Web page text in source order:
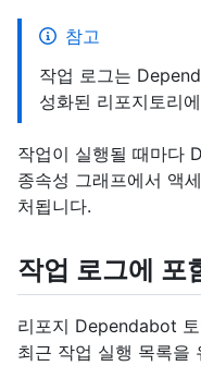
참고
작업 로그는
성화된 리포지토리
작업이 실행될 때마다
종속성 그래프에서 액
처됩니다.
작업 로그에 포
리포지 Dependabot
최근 작업 실행 목록을